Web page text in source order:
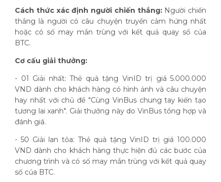
Cách thức xác định người chiến thắng: Người chiến
thắng là người có câu chuyện truyền cảm hứng nhất
hoặc có số may mắn trùng với kết quả quay số của
BTC.
Cơ cấu giải thưởng:
- 01 Giải nhất: Thẻ quà tặng VinID trị giá 5.000.000
VND dành cho khách hàng có hình ảnh và câu chuyện
hay nhất với chủ đề "Cùng VinBus chung tay kiến tạo
tương lai xanh". Giải thưởng này do VinBus tổng hợp và
đánh giá.
- 50 Giải lan tỏa: Thẻ quà tặng VinID trị giá 100.000
VND dành cho khách hàng thực hiện đủ các bước của
chương trình và có số may mắn trùng với kết quả quay
số của BTC.